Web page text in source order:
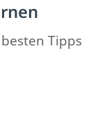
Tipps